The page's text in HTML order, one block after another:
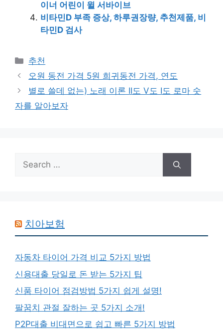
이너 어린이 윌 서바이브
비타민D 부족 증상, 하루권장량, 추천제품, 비
타민D 검사
Categories
추천
오원 동전 가격 5원 희귀동전 가격, 연도
별로 쓸데 없는) 노래 이론 II도 V도 I도 로마 숫
자를 알아보자
Search
for:
치아보험
자동차 타이어 가격 비교 5가지 방법
신용대출 당일로 돈 받는 5가지 팁
신품 타이어 점검방법 5가지 쉽게 설명!
팔꿈치 관절 잘하는 곳 5가지 소개!
P2P대출 비대면으로 쉽고 빠른 5가지 방법